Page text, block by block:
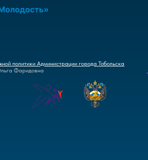
политики Администрации города Тобольска
Фаридовна